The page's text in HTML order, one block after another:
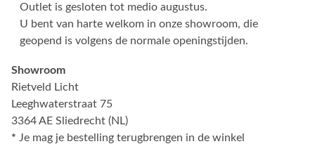
Outlet is gesloten tot medio augustus.
U bent van harte welkom in onze showroom, die
geopend is volgens de normale openingstijden.
Showroom
Rietveld Licht
Leeghwaterstraat 75
3364 AE Sliedrecht (NL)
* Je mag je bestelling terugbrengen in de winkel